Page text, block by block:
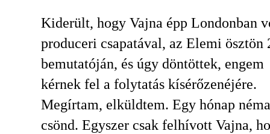
Kiderült, hogy Vajna épp Londonban
produceri csapatával, az Elemi ösztön
bemutatóján, és úgy döntöttek, engem
kérnek fel a folytatás kísérőzenéjére.
Megírtam, elküldtem. Egy hónap néma
csönd. Egyszer csak felhívott Vajna,